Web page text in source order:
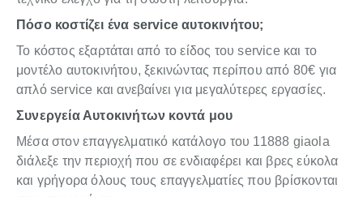
Πόσο κοστίζει ένα service αυτοκινήτου;
Το κόστος εξαρτάται από το είδος του service και το
μοντέλο αυτοκινήτου, ξεκινώντας περίπου από 80€ για
απλό service και ανεβαίνει για μεγαλύτερες εργασίες.
Συνεργεία Αυτοκινήτων κοντά μου
Μέσα στον επαγγελματικό κατάλογο του 11888 giaola
διάλεξε την περιοχή που σε ενδιαφέρει και βρες εύκολα
και γρήγορα όλους τους επαγγελματίες που βρίσκονται